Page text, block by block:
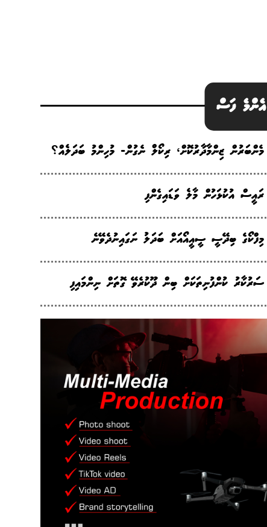
އެންމެ ފަސް
މެންބަރުން ޒިންމާދާރުކޮށް، ރިކޯލް ނެގުން- މުހިންމު ބަދަލެއް؟
ރައީސް އުކުޅަހުން މާލެ ވަޑައިގެންފި
މިފްކޯގެ ބިދޭސީ ސީއީއޯއަށް ބަދަލު ނަގައިނުދެވޭނެ
ސަރުކާރު ކުންފުނިތަކަށް ބިން ދޫކުރެވޭ ގޮތަށް ނިންމައިފި